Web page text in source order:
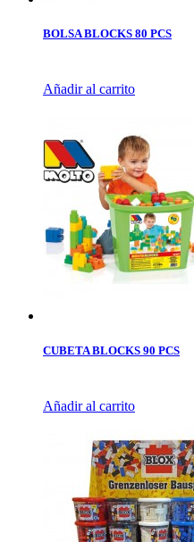
BOLSA BLOCKS 80 PCS
Añadir al carrito
CUBETA BLOCKS 90 PCS
Añadir al carrito